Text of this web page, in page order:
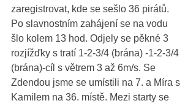
zaregistrovat, kde se sešlo 36 pirátů.
Po slavnostním zahájení se na vodu
šlo kolem 13 hod. Odjely se pěkné 3
rozjížďky s tratí 1-2-3/4 (brána) -1-2-3/4
(brána)-cíl s větrem 3 až 6m/s. Se
Zdendou jsme se umístili na 7. a Míra s
Kamilem na 36. místě. Mezi starty se